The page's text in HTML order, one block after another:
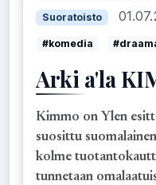
Suoratoisto
#komedia
Arki a'la
Kimmo on Ylen
suosittu
kolme
tunnetaan